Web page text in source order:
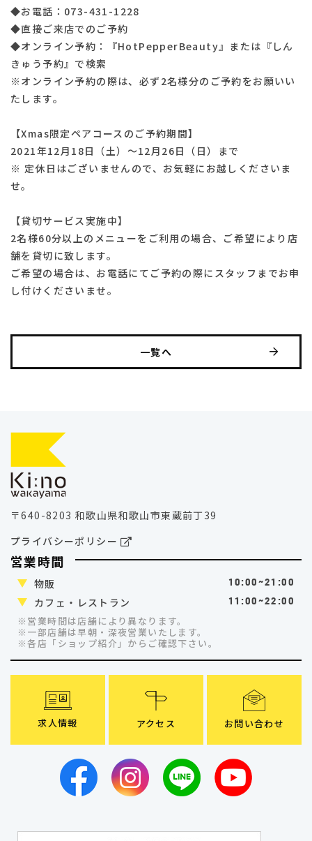
◆お電話：073-431-1228
◆直接ご来店でのご予約
◆オンライン予約：『HotPepperBeauty』または『しん
きゅう予約』で検索
※オンライン予約の際は、必ず2名様分のご予約をお願いい
たします。
【Xmas限定ペアコースのご予約期間】
2021年12月18日（土）～12月26日（日）まで
※ 定休日はございませんので、お気軽にお越しくださいま
せ。
【貸切サービス実施中】
2名様60分以上のメニューをご利用の場合、ご希望により店
舗を貸切に致します。
ご希望の場合は、お電話にてご予約の際にスタッフまでお申
し付けくださいませ。
一覧へ
〒640-8203 和歌山県和歌山市東蔵前丁39
プライバシーポリシー
営業時間
物販 10:00~21:00
カフェ・レストラン 11:00~22:00
※営業時間は店舗により異なります。
※一部店舗は早朝・深夜営業いたします。
※各店「ショップ紹介」 からご確認下さい。
求人情報 アクセス お問い合わせ